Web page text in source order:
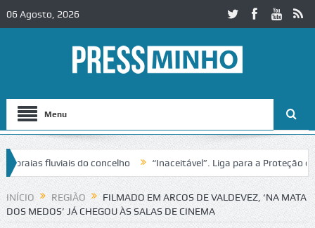
06 Agosto, 2026
Menu
fluviais do concelho “Inaceitável”. Liga para a Proteção da
INÍCIO REGIÃO
FILMADO EM ARCOS DE VALDEVEZ, ‘NA MATA
DOS MEDOS’ JÁ CHEGOU ÀS SALAS DE CINEMA